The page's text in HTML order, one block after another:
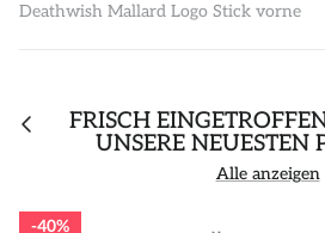
Deathwish Mallard Logo Stick vorne
FRISCH
UNSERE NEUESTEN
Alle anzeigen
40%